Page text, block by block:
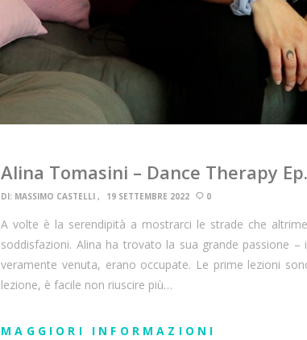
Alina Tomasini – Dance Therapy
DI: MASSIMO CASTELLI 19 SETTEMBRE 2022 0
A volte è la serendipità a mostrarci le strade che
soddisfazioni. Alina ha trovato la sua grande passione
veramente venuta, erano occupate. Le prime lezioni
lezione, è facile non riuscire più…
MAGGIORI INFORMAZIONI